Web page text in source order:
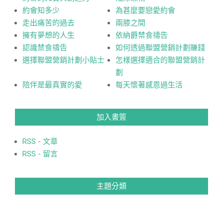
約會知多少
為甚麼要戀愛約會
走出痛苦的過去
兩膝之間
擁有夢想的人生
依納爵禁食禱告
認識禁食禱告
如何透過聯盟營銷計劃賺錢
選擇聯盟營銷計劃小貼士
怎樣選擇適合的聯盟營銷計
劃
陪伴是最真實的愛
每天懷著感恩過生活
加入書簽
RSS - 文章
RSS - 留言
主題分類